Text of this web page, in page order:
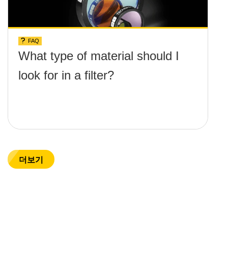
FAQ
What type of material should I
look for in a filter?
더보기